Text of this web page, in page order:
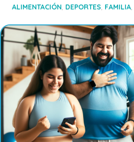
ALIMENTACIÓN, DEPORTES, FAMILIA,